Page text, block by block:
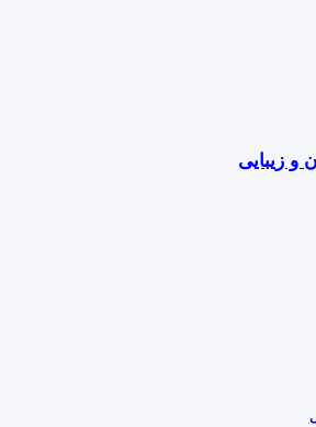
و زیبایی